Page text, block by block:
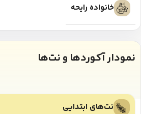
خانواده رایحه
نمودار آکوردها و نت‌ها
نت‌های ابتدایی